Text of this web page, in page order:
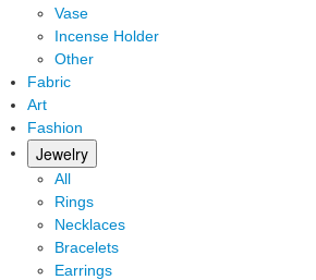
Vase
Incense Holder
Other
Fabric
Art
Fashion
Jewelry
All
Rings
Necklaces
Bracelets
Earrings